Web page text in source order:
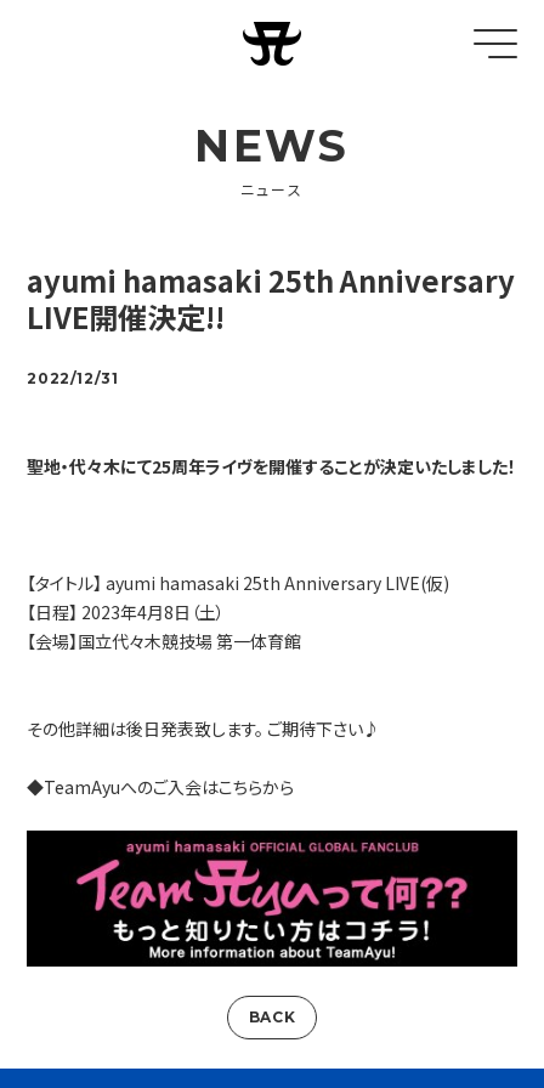
NEWS
ニュース
ayumi hamasaki 25th Anniversary
LIVE開催決定!!
2022/12/31
聖地・代々木にて25周年ライヴを開催することが決定いたしました！
【タイトル】 ayumi hamasaki 25th Anniversary LIVE(仮)
【日程】 2023年4月8日（土）
【会場】国立代々木競技場 第一体育館
その他詳細は後日発表致します。 ご期待下さい♪
◆TeamAyuへのご入会はこちらから
BACK